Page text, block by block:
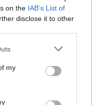
on the IAB’s List of
disclose it to other
my
υπαράριθμους
χώρας με